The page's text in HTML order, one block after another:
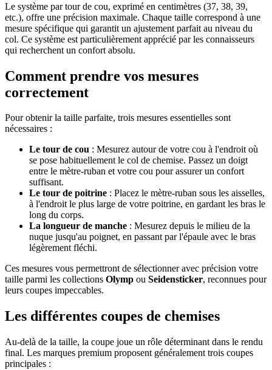
Le système par tour de cou, exprimé en centimètres (37, 38, 39,
etc.), offre une précision maximale. Chaque taille correspond à une
mesure spécifique qui garantit un ajustement parfait au niveau du
col. Ce système est particulièrement apprécié par les connaisseurs
qui recherchent un confort absolu.
Comment prendre vos mesures
correctement
Pour obtenir la taille parfaite, trois mesures essentielles sont
nécessaires :
Le tour de cou : Mesurez autour de votre cou à l'endroit où
se pose habituellement le col de chemise. Passez un doigt
entre le mètre-ruban et votre cou pour assurer un confort
suffisant.
Le tour de poitrine : Placez le mètre-ruban sous les aisselles,
à l'endroit le plus large de votre poitrine, en gardant les bras le
long du corps.
La longueur de manche : Mesurez depuis le milieu de la
nuque jusqu'au poignet, en passant par l'épaule avec le bras
légèrement fléchi.
Ces mesures vous permettront de sélectionner avec précision votre
taille parmi les collections Olymp ou Seidensticker, reconnues pour
leurs coupes impeccables.
Les différentes coupes de chemises
Au-delà de la taille, la coupe joue un rôle déterminant dans le rendu
final. Les marques premium proposent généralement trois coupes
principales :